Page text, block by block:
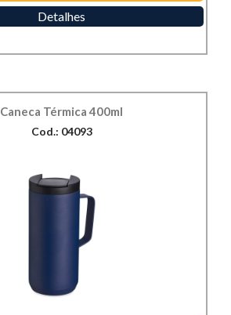
Detalhes
Caneca Térmica 400ml
Cod.: 04093